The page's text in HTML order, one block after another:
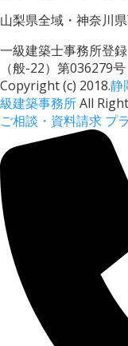
山梨県全域・神奈川
一級建築士事務所登
（般-22）第036279号
Copyright (c) 2018.静
級建築事務所All
ご相談・資料請求 プ